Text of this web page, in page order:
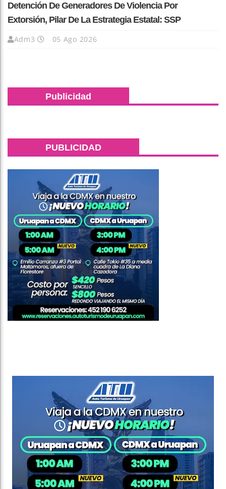
Detención De Generadores De Violencia Por
Extorsión, Pilar De La Estrategia Estatal: SSP
Adm3 05 Ago 2026
Publicidad
PUBLICIDAD